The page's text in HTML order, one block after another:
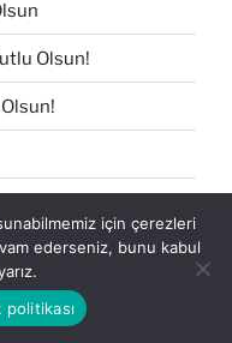
Olsun!
için çerezleri
ederseniz, bunu kabul
politikası